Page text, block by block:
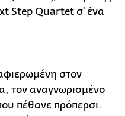
Step Quartet σ' ένα
στον
τον αναγνωρισμένο
πέθανε πρόπερσι.